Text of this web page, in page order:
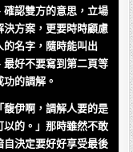
認雙方的意思，立場
方案，更要時時顧慮
的名字，隨時能叫出
好不要寫到第二頁等
的調解。
伊啊，調解人要的是
的。」那時雖然不敢
自決定要好好享受最後